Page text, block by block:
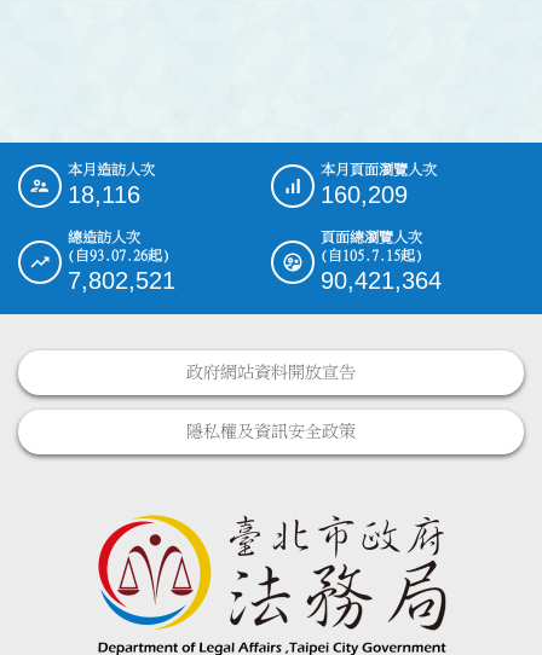
::: 本月造訪人次
18,116
本月頁面瀏覽人次
160,209
總造訪人次
(自93.07.26起)
7,802,521
頁面總瀏覽人次
(自105.7.15起)
90,421,364
政府網站資料開放宣告
隱私權及資訊安全政策